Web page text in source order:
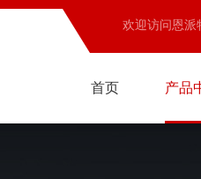
欢迎访问恩派
首页 产品